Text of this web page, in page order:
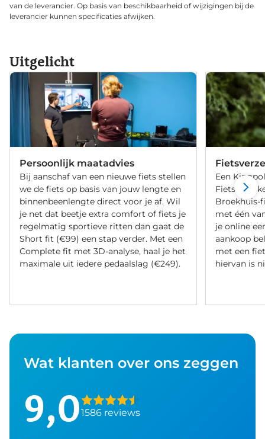
van de leverancier. Op basis van beschikbaarheid of wijzigingen bij de
leverancier kunnen specificaties afwijken.
Uitgelicht
Persoonlijk maatadvies
Bij aanschaf van een nieuwe fiets stellen
we de fiets op basis van jouw lengte en
binnenbeenlengte direct voor je af. Wil
je net dat beetje extra comfort of fiets je
regelmatig sportieve ritten dan gaat de
Short fit (€99) een stap verder. Met een
Complete fit met 3D-analyse, haal je het
maximale uit iedere pedaalslag (€249).
Een
Broekhuis-
met één
je online
aankoop
met een
hiervan is
Wat klanten over ons zeggen
9,01586 reviews